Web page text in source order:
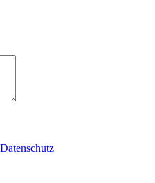
Datenschutz